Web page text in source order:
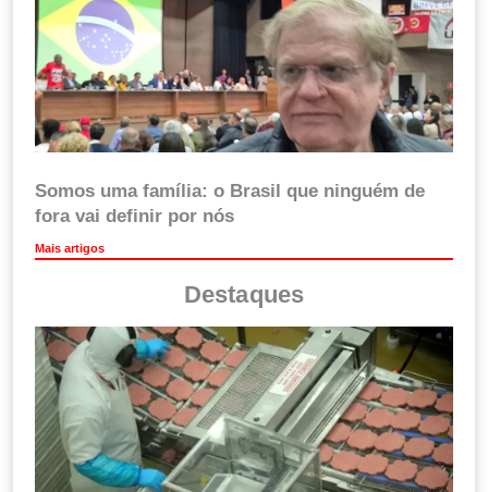
Somos uma família: o Brasil que ninguém de
fora vai definir por nós
Mais artigos
Destaques